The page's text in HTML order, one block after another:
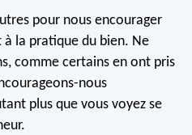
pour nous encourager
la pratique du bien. Ne
comme certains en ont pris
nous
plus que vous voyez se